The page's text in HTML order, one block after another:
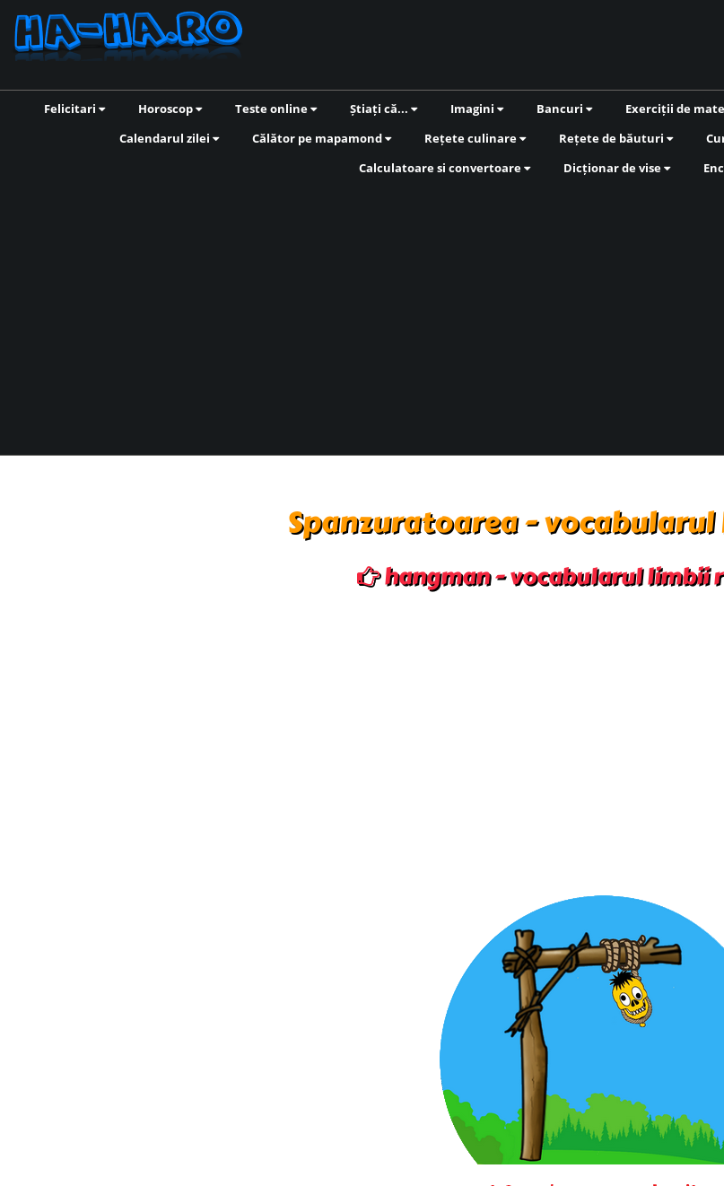
Felicitari Horoscop Teste online Știați că... Imagini Bancuri Exerciții de
Calendarul zilei
Călător pe mapamond Rețete culinare Rețete de băuturi
Calculatoare si convertoare
Dicționar de vise
Spanzuratoarea -
hangman - vocabularul limbii